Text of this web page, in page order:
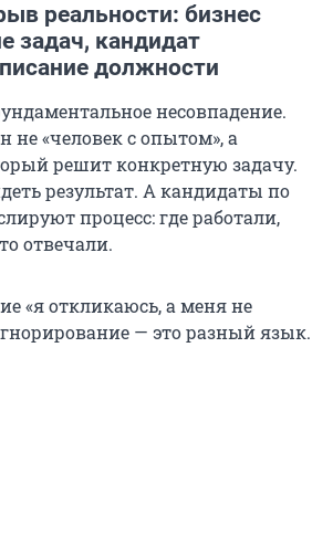
реальности: бизнес
задач, кандидат
должности
несовпадение.
«человек с опытом», а
решит конкретную задачу.
результат. А кандидаты по
процесс: где работали,
отвечали.
«я откликаюсь, а меня не
— это разный язык.